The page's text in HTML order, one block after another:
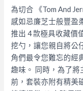
為切合 《Tom And
感如忌廉芝士般豐盈
推出 4 款極具收藏價
挖勺，讓您親自將公
角們最令您難忘的經
趣味。 同時，為了
前，套裝亦附有精美